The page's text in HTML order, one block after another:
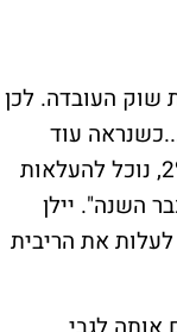
שוק העובדה. לכן
עוד
השתפרות בשוק העבודה ותנועה של המחירים לקראת יעד האינפלציה השנתית של 2%, נוכל להעלאות
השנה". יילן
את הריבית